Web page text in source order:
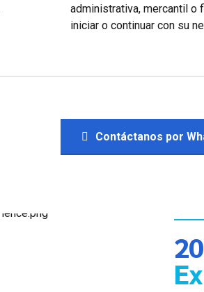
administrativa, mercantil o
iniciar o continuar con su
Contáctanos por